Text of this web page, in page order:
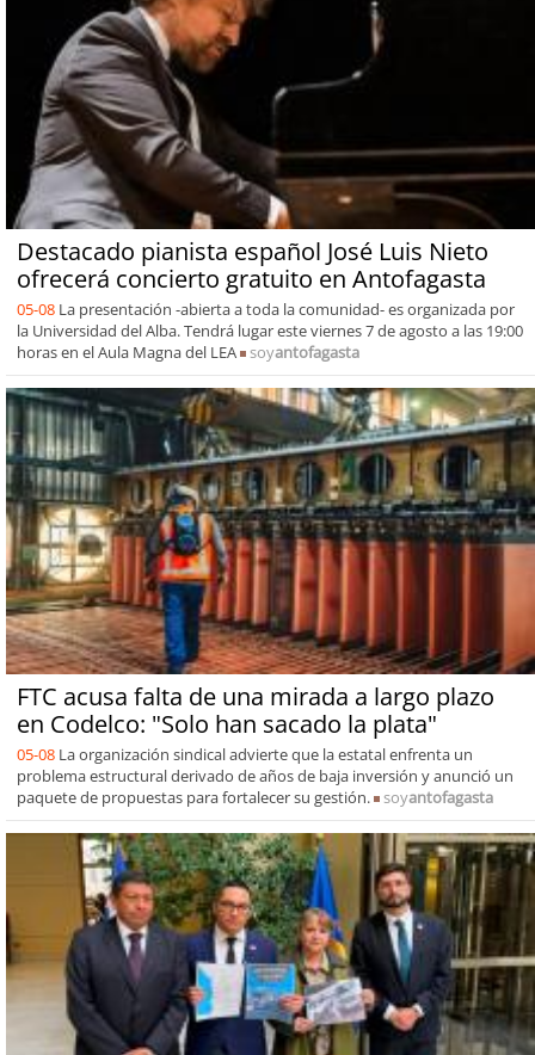
Destacado pianista español José Luis Nieto
ofrecerá concierto gratuito en Antofagasta
05-08 La presentación -abierta a toda la comunidad- es organizada por
la Universidad del Alba. Tendrá lugar este viernes 7 de agosto a las 19:00
horas en el Aula Magna del LEA
soyantofagasta
FTC acusa falta de una mirada a largo plazo
en Codelco: "Solo han sacado la plata"
05-08 La organización sindical advierte que la estatal enfrenta un
problema estructural derivado de años de baja inversión y anunció un
paquete de propuestas para fortalecer su gestión.
soyantofagasta